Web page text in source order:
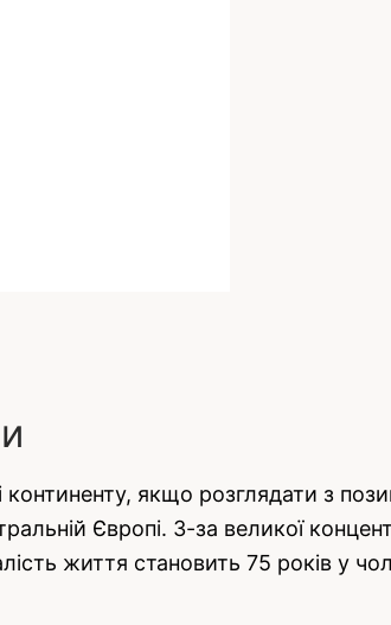
якщо розглядати з
Європі. З-за великої
життя становить 75 років у